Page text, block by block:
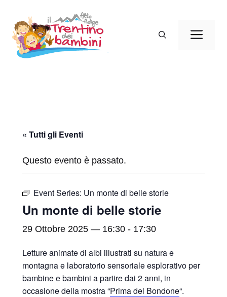
contenuto
« Tutti gli Eventi
Questo evento è passato.
Event Series: Un monte di belle storie
Un monte di belle storie
29 Ottobre 2025 — 16:30 - 17:30
Letture animate di albi illustrati su natura e
montagna e laboratorio sensoriale esplorativo per
bambine e bambini a partire dai 2 anni, in
occasione della mostra “Prima del Bondone“.